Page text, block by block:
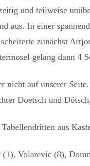
und teilweise
aus. In einer
zunächst
gelang dann 4
auf unserer
Doetsch und
aus
Volarevic (8),